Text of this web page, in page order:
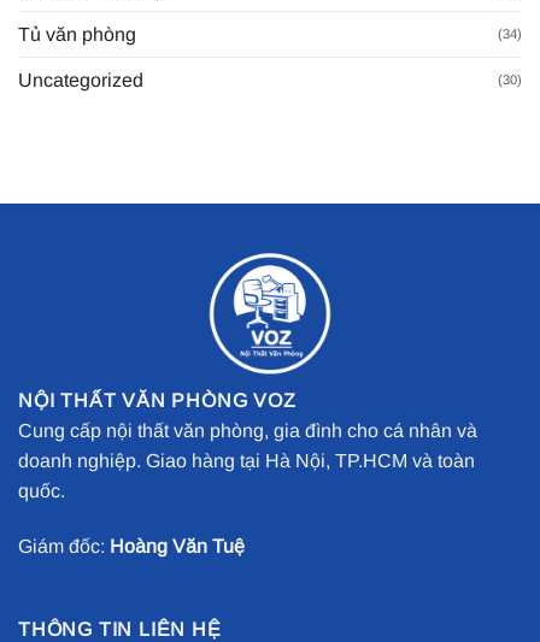
Tủ văn phòng (34)
Uncategorized (30)
NỘI THẤT VĂN PHÒNG VOZ
Cung cấp nội thất văn phòng, gia đình cho cá nhân và
doanh nghiệp. Giao hàng tại Hà Nội, TP.HCM và toàn
quốc.
Giám đốc: Hoàng Văn Tuệ
THÔNG TIN LIÊN HỆ